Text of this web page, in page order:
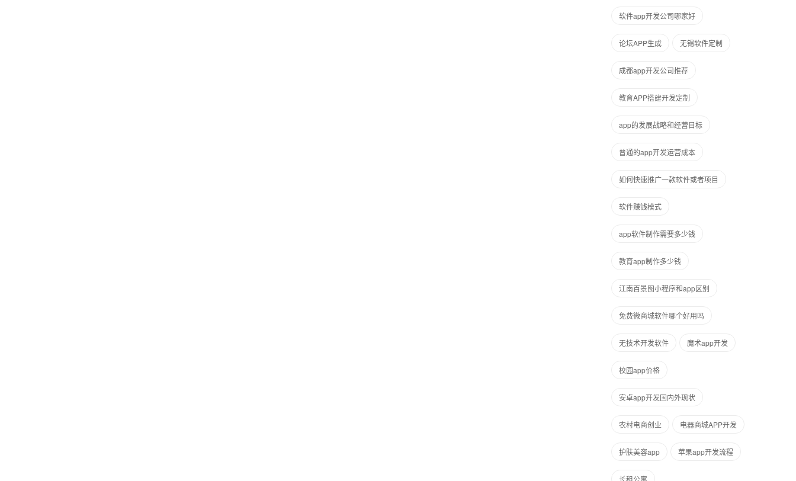
软件app开发公司哪家好
论坛APP生成 无锡软件定制
成都app开发公司推荐
教育APP搭建开发定制
app的发展战略和经营目标
普通的app开发运营成本
如何快速推广一款软件或者项目
软件赚钱模式
app软件制作需要多少钱
教育app制作多少钱
江南百景图小程序和app区别
免费微商城软件哪个好用吗
无技术开发软件 魔术app开发
校园app价格
安卓app开发国内外现状
农村电商创业 电器商城APP开发
护肤美容app 苹果app开发流程
长租公寓